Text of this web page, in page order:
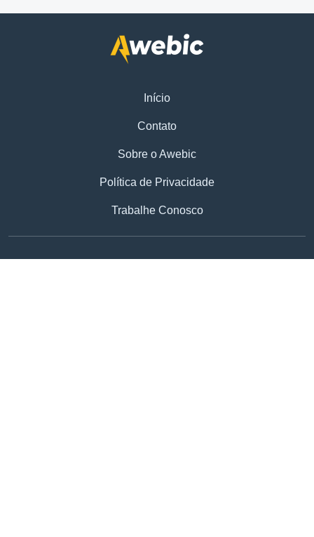
Início
Contato
Sobre o Awebic
Política de Privacidade
Trabalhe Conosco